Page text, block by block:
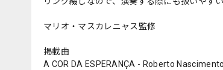
マリオ・マスカレニャス監修
掲載曲
A COR DA ESPERANÇA - Roberto